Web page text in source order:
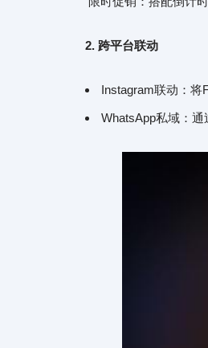
2. 跨平台联动
Instagram联动：将
WhatsApp私域：通